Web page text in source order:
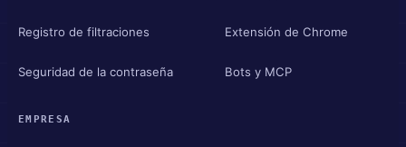
Registro de filtraciones
Seguridad de la contraseña
Extensión de Chrome
Bots y MCP
EMPRESA